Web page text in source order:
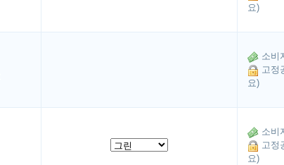
요)
소비
고정
요)
소비
고정
요)